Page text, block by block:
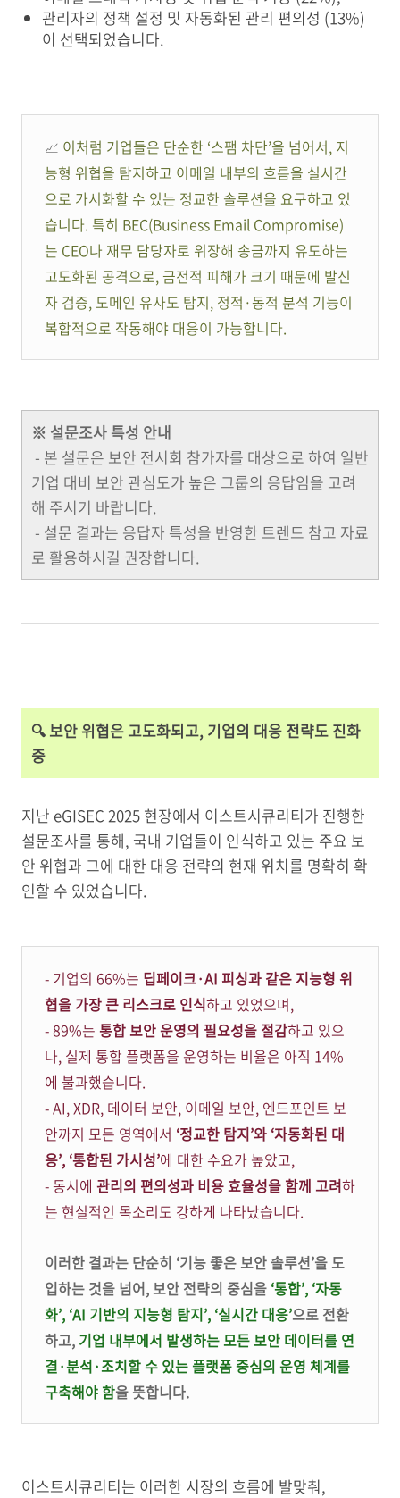
관리자의 정책 설정 및 자동화된 관리 편의성 (13%)
이 선택되었습니다.
📈 이처럼 기업들은 단순한 ‘스팸 차단’을 넘어서, 지
능형 위협을 탐지하고 이메일 내부의 흐름을 실시간
으로 가시화할 수 있는 정교한 솔루션을 요구하고 있
습니다. 특히 BEC(Business Email Compromise)
는 CEO나 재무 담당자로 위장해 송금까지 유도하는
고도화된 공격으로, 금전적 피해가 크기 때문에 발신
자 검증, 도메인 유사도 탐지, 정적·동적 분석 기능이
복합적으로 작동해야 대응이 가능합니다.
※ 설문조사 특성 안내
- 본 설문은 보안 전시회 참가자를 대상으로 하여 일반
기업 대비 보안 관심도가 높은 그룹의 응답임을 고려
해 주시기 바랍니다.
- 설문 결과는 응답자 특성을 반영한 트렌드 참고 자료
로 활용하시길 권장합니다.
🔍 보안 위협은 고도화되고, 기업의 대응 전략도 진화
중
지난 eGISEC 2025 현장에서 이스트시큐리티가 진행한
설문조사를 통해, 국내 기업들이 인식하고 있는 주요 보
안 위협과 그에 대한 대응 전략의 현재 위치를 명확히 확
인할 수 있었습니다.
- 기업의 66%는 딥페이크·AI 피싱과 같은 지능형 위
협을 가장 큰 리스크로 인식하고 있었으며,
- 89%는 통합 보안 운영의 필요성을 절감하고 있으
나, 실제 통합 플랫폼을 운영하는 비율은 아직 14%
에 불과했습니다.
- AI, XDR, 데이터 보안, 이메일 보안, 엔드포인트 보
안까지 모든 영역에서 ‘정교한 탐지’와 ‘자동화된 대
응’, ‘통합된 가시성’에 대한 수요가 높았고,
- 동시에 관리의 편의성과 비용 효율성을 함께 고려하
는 현실적인 목소리도 강하게 나타났습니다.
이러한 결과는 단순히 ‘기능 좋은 보안 솔루션’을 도
입하는 것을 넘어, 보안 전략의 중심을 ‘통합’, ‘자동
화’, ‘AI 기반의 지능형 탐지’, ‘실시간 대응’으로 전환
하고, 기업 내부에서 발생하는 모든 보안 데이터를 연
결·분석·조치할 수 있는 플랫폼 중심의 운영 체계를
구축해야 함을 뜻합니다.
이스트시큐리티는 이러한 시장의 흐름에 발맞춰,